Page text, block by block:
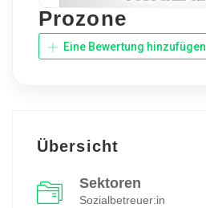
Prozone
Eine Bewertung hinzufügen
Übersicht
Sektoren
Sozialbetreuer:in